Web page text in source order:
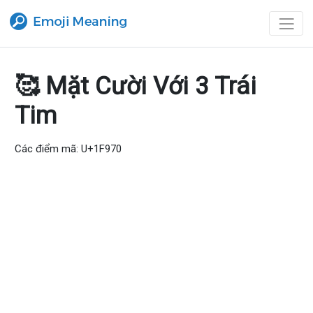
🥰 Mặt Cười Với 3 Trái
Tim
Các điểm mã: U+1F970